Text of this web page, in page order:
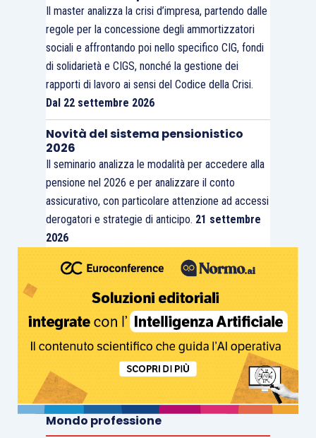
Il master analizza la crisi d’impresa, partendo dalle
regole per la concessione degli ammortizzatori
sociali e affrontando poi nello specifico CIG, fondi
di solidarietà e CIGS, nonché la gestione dei
rapporti di lavoro ai sensi del Codice della Crisi.
Dal 22 settembre 2026
Novità del sistema pensionistico
2026
Il seminario analizza le modalità per accedere alla
pensione nel 2026 e per analizzare il conto
assicurativo, con particolare attenzione ad accessi
derogatori e strategie di anticipo. 21 settembre
2026
Mondo professione